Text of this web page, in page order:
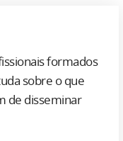
formados
sobre o que
de disseminar